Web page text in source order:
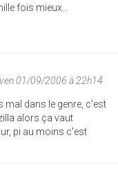
fois mieux...
01/09/2006 à 22h14
mal dans le genre, c'est
alors ça vaut
pi au moins c'est